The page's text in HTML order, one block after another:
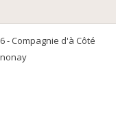
- Compagnie d'à Côté